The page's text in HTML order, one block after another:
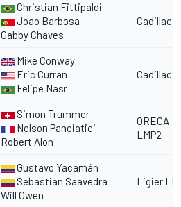
Christian Fittipaldi
Joao Barbosa
Gabby Chaves
Cadillac
Mike Conway
Eric Curran
Felipe Nasr
Cadillac
Simon Trummer
Nelson Panciatici
Robert Alon
ORECA
LMP2
Gustavo Yacamán
Sebastian Saavedra
Will Owen
Ligier